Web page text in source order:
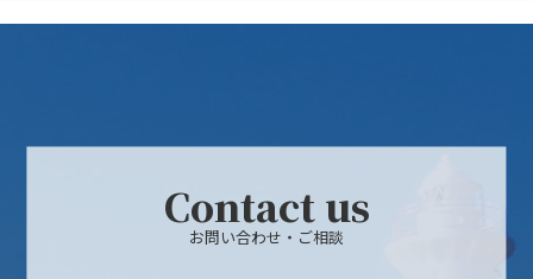
Contact us
お問い合わせ・ご相談